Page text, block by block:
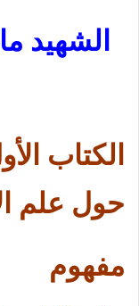
الشهيد
الكتاب
حول علم
مفهوم